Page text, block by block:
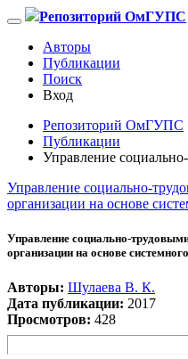
Репозиторий ОмГУПС
Авторы
Публикации
Поиск
Вход
Репозиторий ОмГУПС
Публикации
Управление
Управление социально-
организации на основе
Управление социально-
организации на основе
Авторы: Шулаева В. К.
Дата публикации: 2017
Просмотров: 428